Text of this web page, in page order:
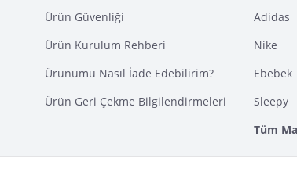
Ürün Güvenliği
Ürün Kurulum Rehberi
Ürünümü Nasıl İade Edebilirim?
Ürün Geri Çekme Bilgilendirmeleri
Adidas
Nike
Ebebek
Sleepy
Tüm